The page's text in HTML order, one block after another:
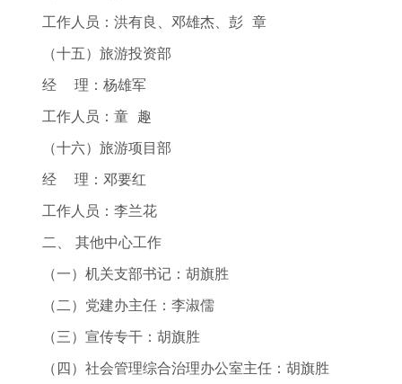
工作人员：洪有良、邓雄杰、彭 章
（十五）旅游投资部
经 理：杨雄军
工作人员：童 趣
（十六）旅游项目部
经 理：邓要红
工作人员：李兰花
二、 其他中心工作
（一）机关支部书记：胡旗胜
（二）党建办主任：李淑儒
（三）宣传专干：胡旗胜
（四）社会管理综合治理办公室主任：胡旗胜